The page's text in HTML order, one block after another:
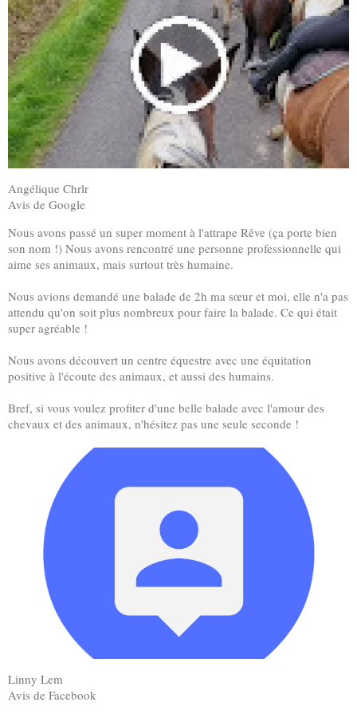
Angélique Chrlr
Avis de Google
Nous avons passé un super moment à l'attrape Rêve (ça porte bien
son nom !) Nous avons rencontré une personne professionnelle qui
aime ses animaux, mais surtout très humaine.
Nous avions demandé une balade de 2h ma sœur et moi, elle n'a pas
attendu qu'on soit plus nombreux pour faire la balade. Ce qui était
super agréable !
Nous avons découvert un centre équestre avec une équitation
positive à l'écoute des animaux, et aussi des humains.
Bref, si vous voulez profiter d'une belle balade avec l'amour des
chevaux et des animaux, n'hésitez pas une seule seconde !
Linny Lem
Avis de Facebook